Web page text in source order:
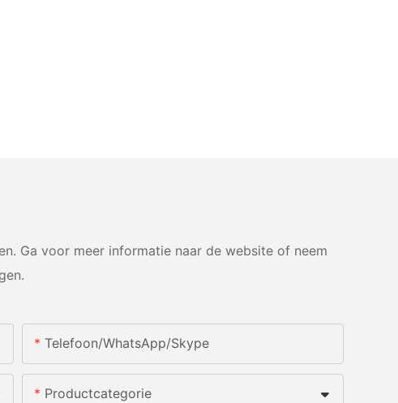
Ga voor meer informatie naar de website of neem
Telefoon/WhatsApp/Skype
Productcategorie